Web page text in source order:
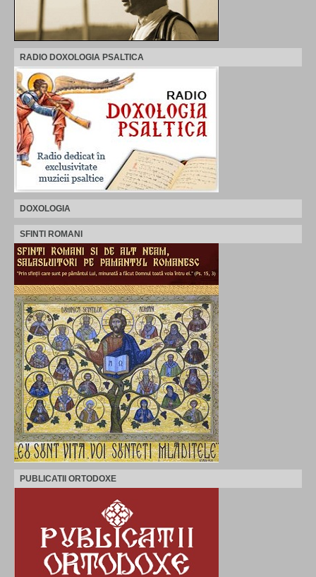
RADIO DOXOLOGIA PSALTICA
DOXOLOGIA
SFINTI ROMANI
PUBLICATII ORTODOXE